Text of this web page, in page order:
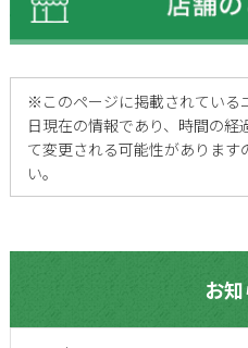
※ このページに掲載されてい
日現在の情報であり、時間の
て変更される可能性がありま
い。
お